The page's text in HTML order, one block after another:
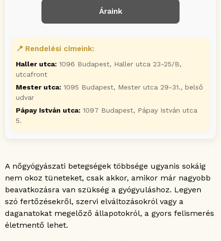
Áraink
📍 Rendelési címeink:
Haller utca: 1096 Budapest, Haller utca 23-25/B,
utcafront
Mester utca: 1095 Budapest, Mester utca 29-31., belső
udvar
Pápay István utca: 1097 Budapest, Pápay István utca
5.
A nőgyógyászati betegségek többsége ugyanis sokáig
nem okoz tüneteket, csak akkor, amikor már nagyobb
beavatkozásra van szükség a gyógyuláshoz. Legyen
szó fertőzésekről, szervi elváltozásokról vagy a
daganatokat megelőző állapotokról, a gyors felismerés
életmentő lehet.